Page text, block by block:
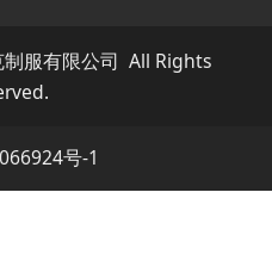
服有限公司 All Rights
号-1